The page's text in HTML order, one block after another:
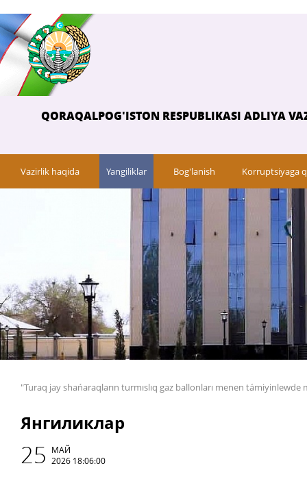
QORAQALPOG'ISTON RESPUBLIKASI ADLIYA
Vazirlik haqida Yangiliklar Bog'lanish Korruptsiyaga
"Turaq jay shańaraqların turmıslıq gaz ballonları menen
Янгиликлар
25 МАЙ
2026 18:06:00